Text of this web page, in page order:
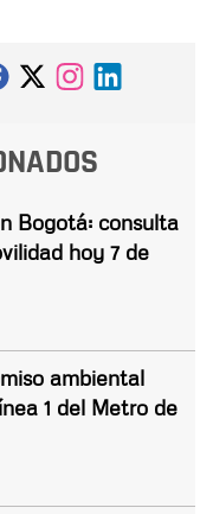
Bogotá: consulta
hoy 7 de
ambiental
1 del Metro de